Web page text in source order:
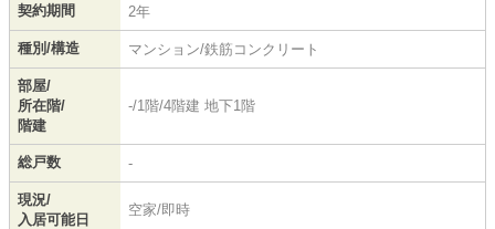
契約期間 2年
種別/構造 マンション/鉄筋コンクリート
部屋/
所在階/
階建
-/1階/4階建 地下1階
総戸数 -
現況/
入居可能日
空家/即時